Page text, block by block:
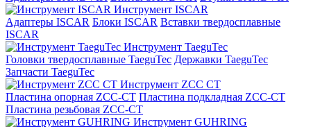
Инструмент ISCAR
Адаптеры ISCAR Блоки ISCAR Вставки твердосплавные
ISCAR
Инструмент TaeguTec
Головки твердосплавные TaeguTec Державки TaeguTec
Запчасти TaeguTec
Инструмент ZCС CT
Пластина опорная ZCC-CT Пластина подкладная ZCC-CT
Пластина резьбовая ZCC-CT
Инструмент GUHRING